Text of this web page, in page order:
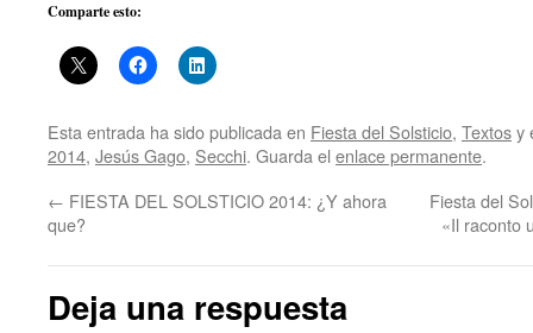
Comparte esto:
Esta entrada ha sido publicada en Fiesta del Solsticio, Textosy
2014, Jesús Gago, Secchi. Guarda el enlace permanente.
← FIESTA DEL SOLSTICIO 2014: ¿Y ahora
que?
Fiesta del
«Il raconto
Deja una respuesta